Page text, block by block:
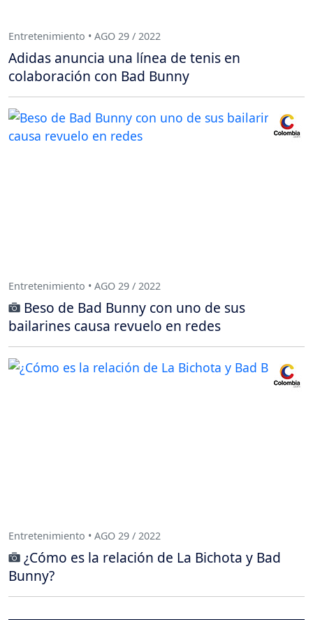
Entretenimiento • AGO 29 / 2022
Adidas anuncia una línea de tenis en
colaboración con Bad Bunny
Entretenimiento • AGO 29 / 2022
Beso de Bad Bunny con uno de sus
bailarines causa revuelo en redes
Entretenimiento • AGO 29 / 2022
¿Cómo es la relación de La Bichota y Bad
Bunny?